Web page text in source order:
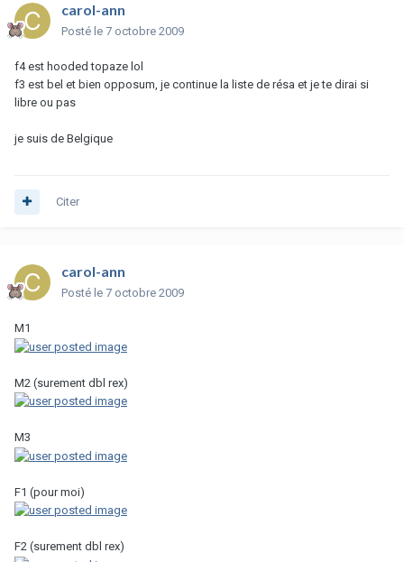
carol-ann
Posté le 7 octobre 2009
f4 est hooded topaze lol
f3 est bel et bien opposum, je continue la liste de résa et je te dirai si
libre ou pas
je suis de Belgique
Citer
carol-ann
Posté le 7 octobre 2009
M1
M2 (surement dbl rex)
M3
F1 (pour moi)
F2 (surement dbl rex)